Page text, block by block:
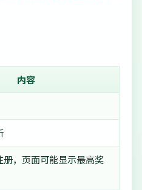
内容
册，页面可能显示最高奖